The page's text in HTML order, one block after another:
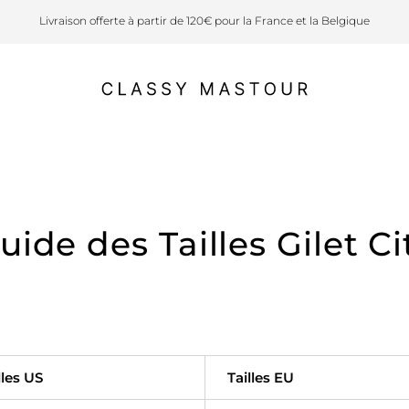
Livraison offerte à partir de 120€ pour la France et la Belgique
des Tailles Gilet
US Tailles EU